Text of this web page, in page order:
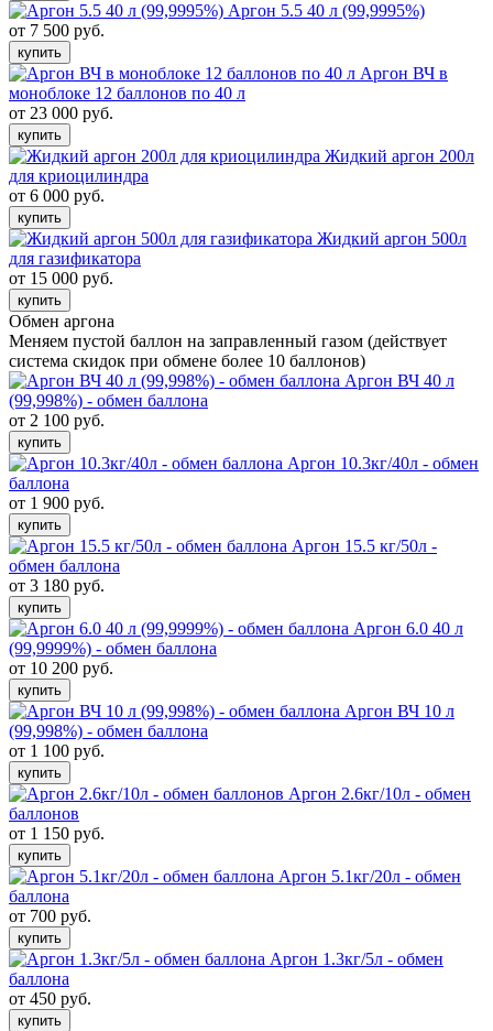
Аргон 5.5 40 л (99,9995%)
от 7 500 руб.
купить
Аргон ВЧ в
моноблоке 12 баллонов по 40 л
от 23 000 руб.
купить
Жидкий аргон 200л
для криоцилиндра
от 6 000 руб.
купить
Жидкий аргон 500л
для газификатора
от 15 000 руб.
купить
Обмен аргона
Меняем пустой баллон на заправленный газом (действует
система скидок при обмене более 10 баллонов)
Аргон ВЧ 40 л
(99,998%) - обмен баллона
от 2 100 руб.
купить
Аргон 10.3кг/40л - обмен
баллона
от 1 900 руб.
купить
Аргон 15.5 кг/50л -
обмен баллона
от 3 180 руб.
купить
Аргон 6.0 40 л
(99,9999%) - обмен баллона
от 10 200 руб.
купить
Аргон ВЧ 10 л
(99,998%) - обмен баллона
от 1 100 руб.
купить
Аргон 2.6кг/10л - обмен
баллонов
от 1 150 руб.
купить
Аргон 5.1кг/20л - обмен
баллона
от 700 руб.
купить
Аргон 1.3кг/5л - обмен
баллона
от 450 руб.
купить